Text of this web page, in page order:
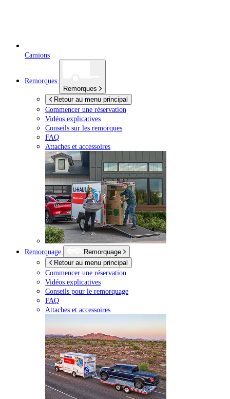
Camions
Remorques
Remorques
Retour au menu principal
Commencer une réservation
Vidéos explicatives
Conseils sur les remorques
FAQ
Attaches et accessoires
Remorquage
Remorquage
Retour au menu principal
Commencer une réservation
Vidéos explicatives
Conseils pour le remorquage
FAQ
Attaches et accessoires